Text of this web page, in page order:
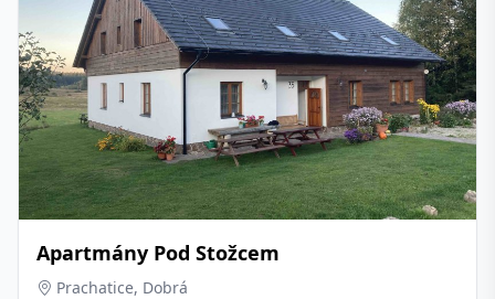
Apartmány Pod Stožcem
Prachatice, Dobrá